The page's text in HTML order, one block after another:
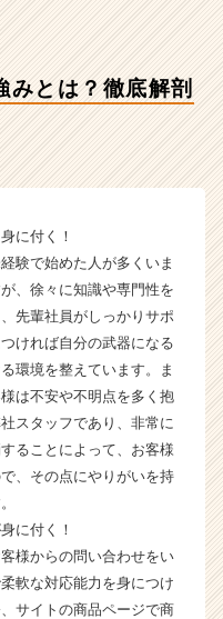
みとは？徹底解剖
に付く！
験で始めた人が多くいま
、徐々に知識や専門性を
先輩社員がしっかりサポ
ければ自分の武器になる
環境を整えています。ま
は不安や不明点を多く抱
スタッフであり、非常に
ることによって、お客様
、その点にやりがいを持
に付く！
様からの問い合わせをい
軟な対応能力を身につけ
サイトの商品ページで商